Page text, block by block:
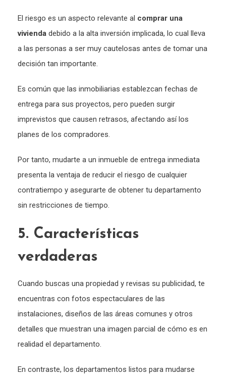
El riesgo es un aspecto relevante al comprar una
vivienda debido a la alta inversión implicada, lo cual lleva
a las personas a ser muy cautelosas antes de tomar una
decisión tan importante.
Es común que las inmobiliarias establezcan fechas de
entrega para sus proyectos, pero pueden surgir
imprevistos que causen retrasos, afectando así los
planes de los compradores.
Por tanto, mudarte a un inmueble de entrega inmediata
presenta la ventaja de reducir el riesgo de cualquier
contratiempo y asegurarte de obtener tu departamento
sin restricciones de tiempo.
5. Características
verdaderas
Cuando buscas una propiedad y revisas su publicidad, te
encuentras con fotos espectaculares de las
instalaciones, diseños de las áreas comunes y otros
detalles que muestran una imagen parcial de cómo es en
realidad el departamento.
En contraste, los departamentos listos para mudarse